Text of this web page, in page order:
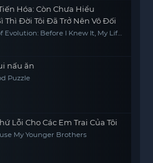
Hóa: Còn Chưa Hiểu
Thì Đời Tôi Đã Trở Nên Vô Đối
Evolution: Before I Knew It, My Life
nấu ăn
Puzzle
Lỗi Cho Các Em Trai Của Tôi
My Younger Brothers